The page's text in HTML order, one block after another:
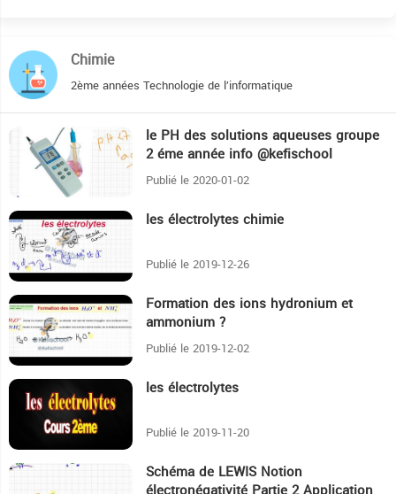
Chimie
2ème années Technologie de l’informatique
37:4 le PH des solutions aqueuses groupe
2 éme année info @kefischool
Publié le 2020-01-02
38:47 les électrolytes chimie
Publié le 2019-12-26
13:19 Formation des ions hydronium et
ammonium ?
Publié le 2019-12-02
44:41 les électrolytes
Publié le 2019-11-20
39:11 Schéma de LEWIS Notion